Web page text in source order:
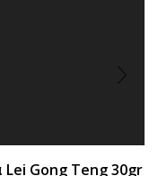
Lei Gong Teng 30gr